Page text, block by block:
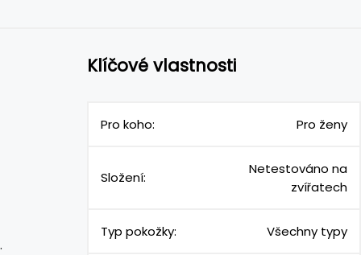
Klíčové vlastnosti
Pro koho: Pro ženy
Složení:
Netestováno na
zvířatech
Typ pokožky: Všechny typy